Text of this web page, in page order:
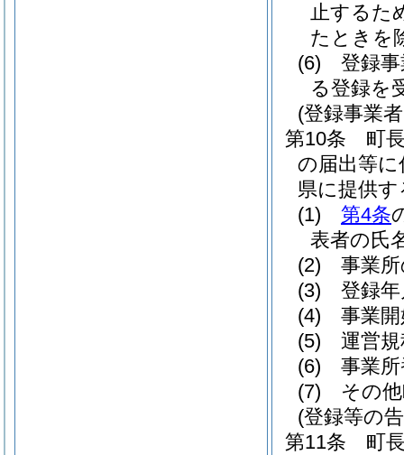
止するた
たときを
(6)
登録
る登録を
(登録事業
第10条
町
の届出等
県に提供
(1)
第4条
表者の氏
(2)
事業
(3)
登録
(4)
事業
(5)
運営
(6)
事業
(7)
その
(登録等の
第11条
町